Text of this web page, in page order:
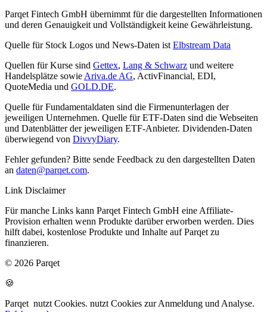
Parqet Fintech GmbH übernimmt für die dargestellten Informationen
und deren Genauigkeit und Vollständigkeit keine Gewährleistung.
Quelle für Stock Logos und News-Daten ist Elbstream Data
Quellen für Kurse sind Gettex, Lang & Schwarz und weitere
Handelsplätze sowie Ariva.de AG, ActivFinancial, EDI,
QuoteMedia und GOLD.DE.
Quelle für Fundamentaldaten sind die Firmenunterlagen der
jeweiligen Unternehmen. Quelle für ETF-Daten sind die Webseiten
und Datenblätter der jeweiligen ETF-Anbieter. Dividenden-Daten
überwiegend von DivvyDiary.
Fehler gefunden? Bitte sende Feedback zu den dargestellten Daten
an daten@parqet.com.
Link Disclaimer
Für manche Links kann Parqet Fintech GmbH eine Affiliate-
Provision erhalten wenn Produkte darüber erworben werden. Dies
hilft dabei, kostenlose Produkte und Inhalte auf Parqet zu
finanzieren.
© 2026 Parqet
🍪
Parqet nutzt Cookies. nutzt Cookies zur Anmeldung und Analyse.